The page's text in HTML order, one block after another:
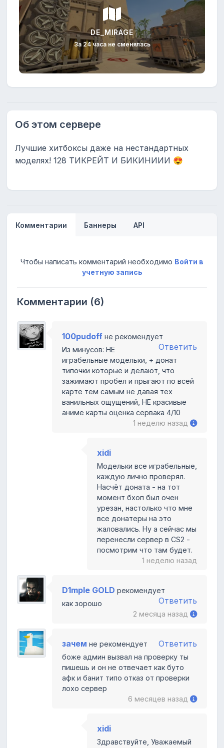
DE_MIRAGE
За 24 часа не сменялась
Об этом сервере
Лучшие хитбоксы даже на нестандартных
моделях! 128 ТИКРЕЙТ И БИКИНИИИ 😍
Комментарии Баннеры API
Чтобы написать комментарий необходимо Войти в
учетную запись
Комментарии (6)
100pudoff не рекомендует
Ответить
Из минусов: НЕ
играбельные модельки, + донат
типочки которые и делают, что
зажимают пробел и прыгают по всей
карте тем самым не давая тех
ванильных ощущений, НЕ красивые
аниме карты оценка сервака 4/10
1 неделю назад
xidi
Модельки все играбельные,
каждую лично проверял.
Насчёт доната - на тот
момент бхоп был очен
урезан, настолько что мне
все донатеры на это
жаловались. Ну а сейчас мы
перенесли сервер в CS2 -
посмотрим что там будет.
1 неделю назад
D1mple GOLD рекомендует
Ответить
как зорошо
2 месяца назад
зачем не рекомендует Ответить
боже админ вызвал на проверку ты
пишешь и он не отвечает как буто
афк и банит типо отказ от проверки
лохо сервер
6 месяцев назад
xidi
Здравствуйте, Уважаемый